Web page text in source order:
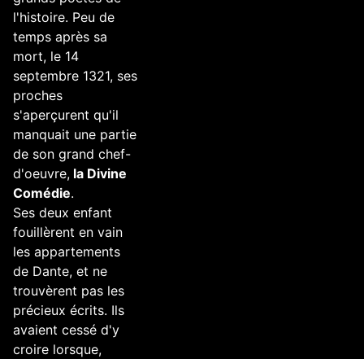
l'histoire. Peu de
temps après sa
mort, le 14
septembre 1321, ses
proches
s'aperçurent qu'il
manquait une partie
de son grand chef-
d'oeuvre, la Divine
Comédie.
Ses deux enfant
fouillèrent en vain
les appartements
de Dante, et ne
trouvèrent pas les
précieux écrits. Ils
avaient cessé d'y
croire lorsque,